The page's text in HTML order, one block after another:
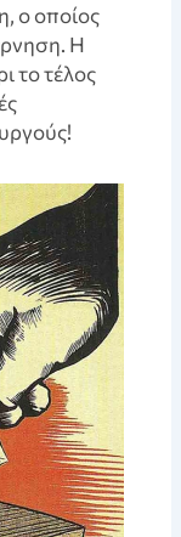
ο οποίος
Η
το τέλος